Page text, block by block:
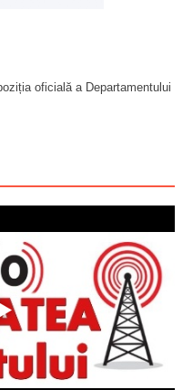
oficială a Departamentului